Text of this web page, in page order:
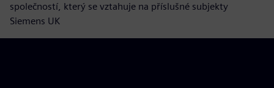
společností, který se vztahuje na příslušné subjekty
Siemens UK